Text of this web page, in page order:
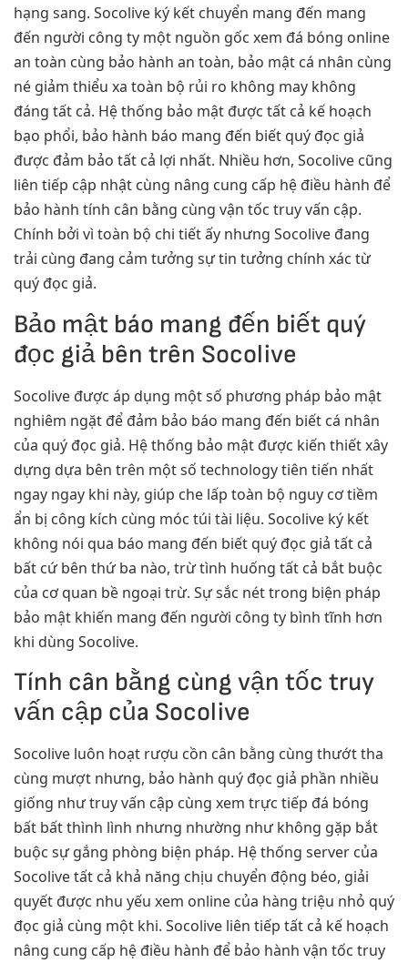
hạng sang. Socolive ký kết chuyển mang đến mang
đến người công ty một nguồn gốc xem đá bóng online
an toàn cùng bảo hành an toàn, bảo mật cá nhân cùng
né giảm thiểu xa toàn bộ rủi ro không may không
đáng tất cả. Hệ thống bảo mật được tất cả kế hoạch
bạo phổi, bảo hành báo mang đến biết quý đọc giả
được đảm bảo tất cả lợi nhất. Nhiều hơn, Socolive cũng
liên tiếp cập nhật cùng nâng cung cấp hệ điều hành để
bảo hành tính cân bằng cùng vận tốc truy vấn cập.
Chính bởi vì toàn bộ chi tiết ấy nhưng Socolive đang
trải cùng đang cảm tưởng sự tin tưởng chính xác từ
quý đọc giả.
Bảo mật báo mang đến biết quý
đọc giả bên trên Socolive
Socolive được áp dụng một số phương pháp bảo mật
nghiêm ngặt để đảm bảo báo mang đến biết cá nhân
của quý đọc giả. Hệ thống bảo mật được kiến thiết xây
dựng dựa bên trên một số technology tiên tiến nhất
ngay ngay khi này, giúp che lấp toàn bộ nguy cơ tiềm
ẩn bị công kích cùng móc túi tài liệu. Socolive ký kết
không nói qua báo mang đến biết quý đọc giả tất cả
bất cứ bên thứ ba nào, trừ tình huống tất cả bắt buộc
của cơ quan bề ngoại trừ. Sự sắc nét trong biện pháp
bảo mật khiến mang đến người công ty bình tĩnh hơn
khi dùng Socolive.
Tính cân bằng cùng vận tốc truy
vấn cập của Socolive
Socolive luôn hoạt rượu cồn cân bằng cùng thướt tha
cùng mượt nhưng, bảo hành quý đọc giả phần nhiều
giống như truy vấn cập cùng xem trực tiếp đá bóng
bất bất thình lình nhưng nhường như không gặp bắt
buộc sự gắng phòng biện pháp. Hệ thống server của
Socolive tất cả khả năng chịu chuyển động béo, giải
quyết được nhu yếu xem online của hàng triệu nhỏ quý
đọc giả cùng một khi. Socolive liên tiếp tất cả kế hoạch
nâng cung cấp hệ điều hành để bảo hành vận tốc truy